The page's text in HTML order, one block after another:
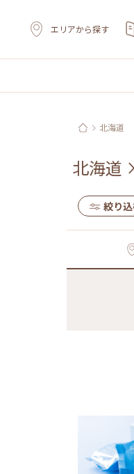
エリアから探す
北海道
北海道
絞り